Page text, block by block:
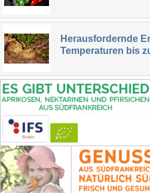
Herausfordernde
Temperaturen bis